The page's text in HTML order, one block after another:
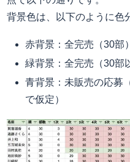
背景色は、以下のように色
赤背景：全完売（30部）
緑背景：全完売（30部
青背景：未販売の応募
で仮定）